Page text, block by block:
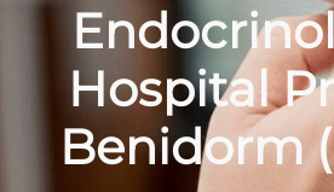
Hospital
Benidorm